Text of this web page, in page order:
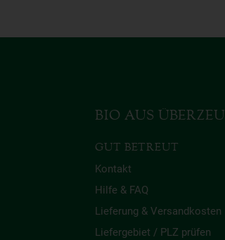
BIO AUS
GUT BETREUT
Kontakt
Hilfe & FAQ
Lieferung & Versandkosten
Liefergebiet / PLZ prüfen